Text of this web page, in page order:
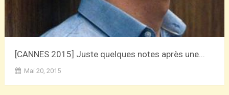
[CANNES 2015] Juste quelques notes après une...
Mai 20, 2015